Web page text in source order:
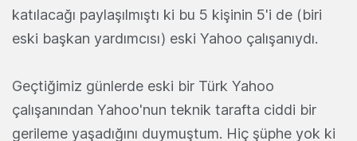
katılacağı paylaşılmıştı ki bu 5 kişinin 5'i de (biri
eski başkan yardımcısı) eski Yahoo çalışanıydı.
Geçtiğimiz günlerde eski bir Türk Yahoo
çalışanından Yahoo'nun teknik tarafta ciddi bir
gerileme yaşadığını duymuştum. Hiç şüphe yok ki